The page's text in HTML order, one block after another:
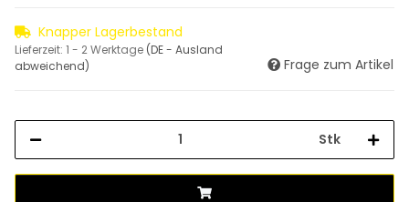
Knapper Lagerbestand
Lieferzeit: 1 - 2 Werktage (DE - Ausland
abweichend)
Frage zum Artikel
Stk